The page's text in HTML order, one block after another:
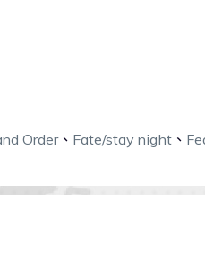
Order、 Fate/stay night、